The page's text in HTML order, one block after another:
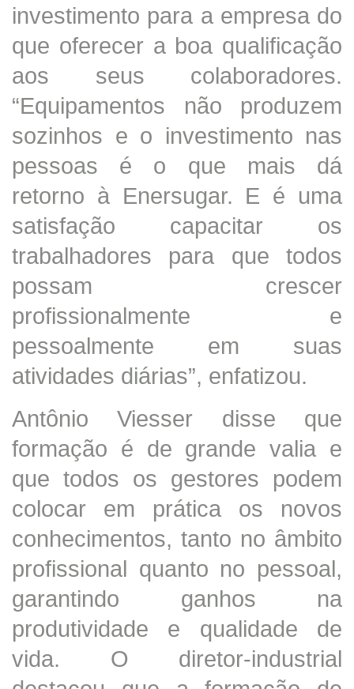
investimento para a empresa do
que oferecer a boa qualificação
aos seus colaboradores.
“Equipamentos não produzem
sozinhos e o investimento nas
pessoas é o que mais dá
retorno à Enersugar. E é uma
satisfação capacitar os
trabalhadores para que todos
possam crescer
profissionalmente e
pessoalmente em suas
atividades diárias”, enfatizou.
Antônio Viesser disse que
formação é de grande valia e
que todos os gestores podem
colocar em prática os novos
conhecimentos, tanto no âmbito
profissional quanto no pessoal,
garantindo ganhos na
produtividade e qualidade de
vida. O diretor-industrial